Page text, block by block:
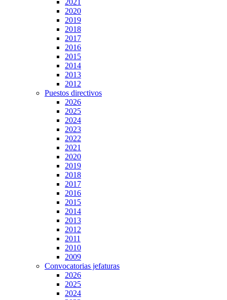
2020
2019
2018
2017
2016
2015
2014
2013
2012
Puestos directivos
2026
2025
2024
2023
2022
2021
2020
2019
2018
2017
2016
2015
2014
2013
2012
2011
2010
2009
Convocatorias jefaturas
2026
2025
2024